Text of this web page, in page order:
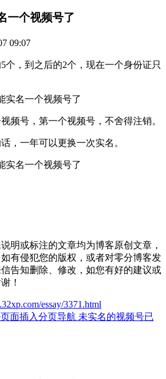
一个视频号了
09:07
个，到之后的2个，现在一个身份证只
频号，第一个视频号，不舍得注销。
，一年可以更换一次实名。
明或标注的文章均为博客原创文章，
有侵犯您的版权，或者对零分博客发
告知删除、修改，如您有好的建议或
！
essay/3371.html
页面插入分页导航 未实名的视频号已